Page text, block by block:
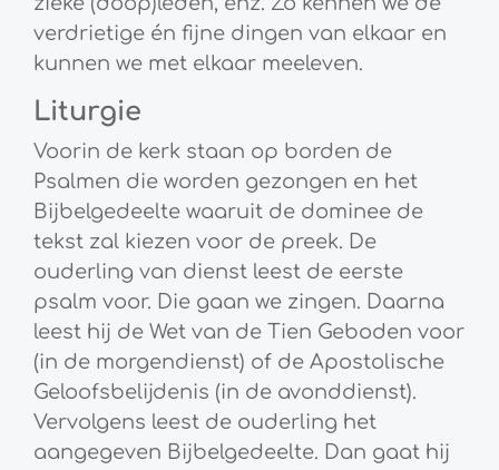
verdrietige én fijne dingen van elkaar en
kunnen we met elkaar meeleven.
Liturgie
Voorin de kerk staan op borden de
Psalmen die worden gezongen en het
Bijbelgedeelte waaruit de dominee de
tekst zal kiezen voor de preek. De
ouderling van dienst leest de eerste
psalm voor. Die gaan we zingen. Daarna
leest hij de Wet van de Tien Geboden voor
(in de morgendienst) of de Apostolische
Geloofsbelijdenis (in de avonddienst).
Vervolgens leest de ouderling het
aangegeven Bijbelgedeelte. Dan gaat hij